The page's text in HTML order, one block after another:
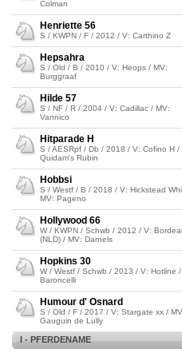
Colman
Henriette 56
S / KWPN / F / 2012 / V: Carthino Z
Hepsahra
S / Old / B / 2010 / V: Heops / MV:
Burggraaf
Hilde 57
S / NF / R / 2004 / V: Cadillac / MV:
Vannico
Hitparade H
S / AESRpf / Db / 2018 / V: Cofino H /
Quidam's Rubin
Hobbsi
S / Westf / B / 2018 / V: Hickstead
MV: Pageno
Hollywood 66
W / KWPN / Schwb / 2012 / V:
(NLD) / MV: Darnels
Hopkins 30
W / Westf / Schwb / 2013 / V: Hotline /
Baroncelli
Humour d' Osnard
S / Old / F / 2017 / V: Stargate xx /
Gauguin de Lully
I - PFERDENAME